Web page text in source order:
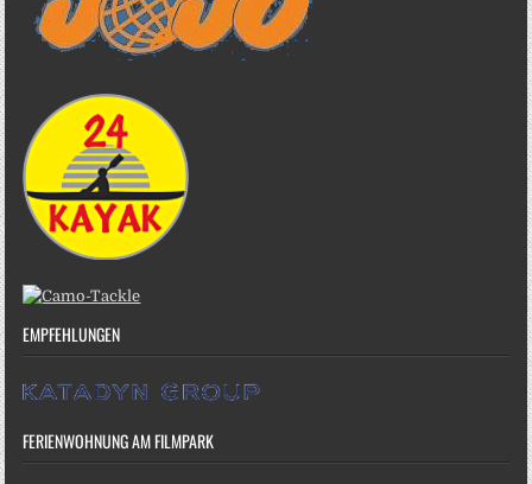
EMPFEHLUNGEN
FERIENWOHNUNG AM FILMPARK